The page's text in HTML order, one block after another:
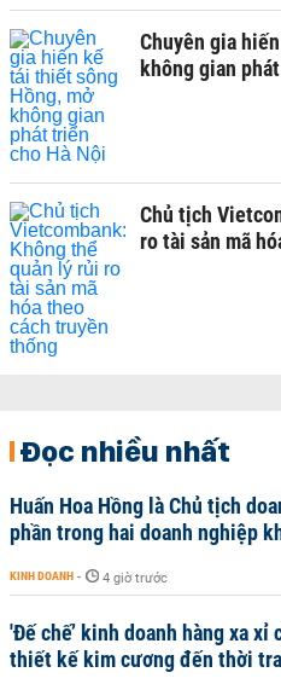
Chuyên gia
không gian
Chủ tịch
ro tài sản mã
Đọc nhiều nhất
Huấn Hoa Hồng là Chủ tịch
phần trong hai doanh nghiệp
KINH DOANH - 4 giờ trước
'Đế chế’ kinh doanh hàng xa xỉ
thiết kế kim cương đến thời